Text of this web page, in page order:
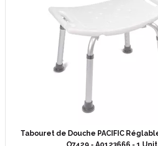
Inclinaison : 0 à 90°, par palier de 15°.
Poids maximum supporté sur plateau : 10
Hauteur variable réglable : mini 61 à maxi
Dimension du plateau : 40 x 80 cm.
Dimensions de la tablette latérale : 40 x 16
Encombrement au sol : 44 x 72 cm.
Hauteur du socle : 10 cm (passage sous
Piètement avec 3 positions (fermée pour
4 roulettes dont 2 avec frein.
Poids de la table : 9 kg.
Tabouret de Douche PACIFIC